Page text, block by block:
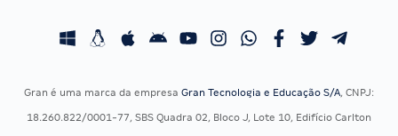
Concursos Fiscais
Calendário OAB
Gran é uma marca da empresa Gran Tecnologia e Educação S/A, CNPJ:
18.260.822/0001-77, SBS Quadra 02, Bloco J, Lote 10, Edifício Carlton